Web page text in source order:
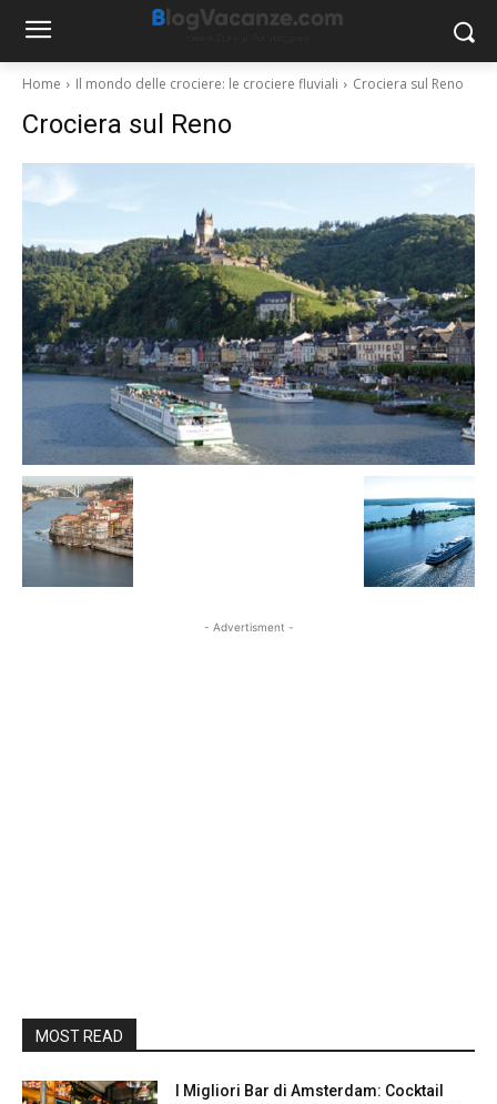
Home Il mondo delle crociere: le crociere fluviali Crociera sul Reno
Crociera sul Reno
- Advertisment -
MOST READ
I Migliori Bar di Amsterdam: Cocktail